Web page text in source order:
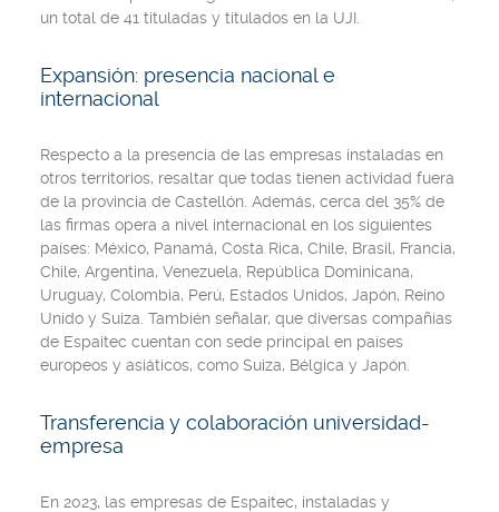
un total de 41 tituladas y titulados en la UJI.
Expansión: presencia nacional e
internacional
Respecto a la presencia de las empresas instaladas en
otros territorios, resaltar que todas tienen actividad fuera
de la provincia de Castellón. Además, cerca del 35% de
las firmas opera a nivel internacional en los siguientes
países: México, Panamá, Costa Rica, Chile, Brasil, Francia,
Chile, Argentina, Venezuela, República Dominicana,
Uruguay, Colombia, Perú, Estados Unidos, Japón, Reino
Unido y Suiza. También señalar, que diversas compañías
de Espaitec cuentan con sede principal en países
europeos y asiáticos, como Suiza, Bélgica y Japón.
Transferencia y colaboración universidad-
empresa
En 2023, las empresas de Espaitec, instaladas y